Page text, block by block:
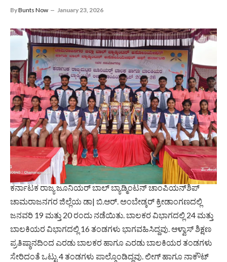
ByBunts Now January 23, 2026
ಕರ್ನಾಟಕ ರಾಜ್ಯ ಜೂನಿಯರ್ ಬಾಲ್ ಬ್ಯಾಡ್ಮಿಂಟನ್ ಚಾಂಪಿಯನ್‌ಶಿಪ್
ಚಾಮರಾಜನಗರ ಜಿಲ್ಲೆಯ ಡಾ| ಬಿ.ಆರ್. ಅಂಬೇಡ್ಕರ್ ಕ್ರೀಡಾಂಗಣದಲ್ಲಿ
ಜನವರಿ 19 ಮತ್ತು 20 ರಂದು ನಡೆಯಿತು. ಬಾಲಕರ ವಿಭಾಗದಲ್ಲಿ 24 ಮತ್ತು
ಬಾಲಕಿಯರ ವಿಭಾಗದಲ್ಲಿ 16 ತಂಡಗಳು ಭಾಗವಹಿಸಿದ್ದವು. ಆಳ್ವಾಸ್ ಶಿಕ್ಷಣ
ಪ್ರತಿಷ್ಠಾನದಿಂದ ಎರಡು ಬಾಲಕರ ಹಾಗೂ ಎರಡು ಬಾಲಕಿಯರ ತಂಡಗಳು
ಸೇರಿದಂತೆ ಒಟ್ಟು 4 ತಂಡಗಳು ಪಾಲ್ಗೊಂಡಿದ್ದವು. ಲೀಗ್ ಹಾಗೂ ನಾಕೌಟ್